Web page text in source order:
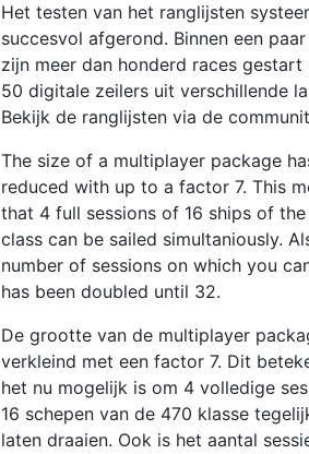
Het testen van het ranglijsten
succesvol afgerond. Binnen een
zijn meer dan honderd races gestart
50 digitale zeilers uit verschillende
Bekijk de ranglijsten via de
The size of a multiplayer package
reduced with up to a factor 7. This
that 4 full sessions of 16 ships of
class can be sailed simultaniously.
number of sessions on which you
has been doubled until 32.
De grootte van de multiplayer
verkleind met een factor 7. Dit
het nu mogelijk is om 4 volledige
16 schepen van de 470 klasse
laten draaien. Ook is het aantal